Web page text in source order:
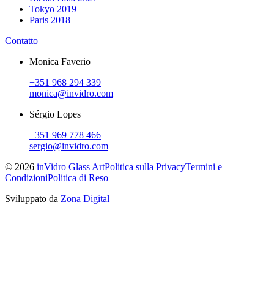
Tokyo 2019
Paris 2018
Contatto
Monica Faverio
+351 968 294 339
monica@invidro.com
Sérgio Lopes
+351 969 778 466
sergio@invidro.com
© 2026 inVidro Glass ArtPolitica sulla PrivacyTermini e
CondizioniPolitica di Reso
Sviluppato da Zona Digital